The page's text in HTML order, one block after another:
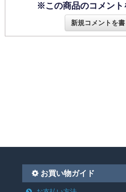
※この商品のコメント
新規コメントを
お買い物ガイド